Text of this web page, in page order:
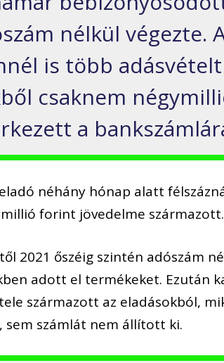
nélkül végezte.
is több
csaknem
a
néhány hónap alatt
forint jövedelme származott.
2021 őszéig szintén adószám
adott el termékeket. Ezután
származott az eladásokból,
sem számlát nem állított ki.